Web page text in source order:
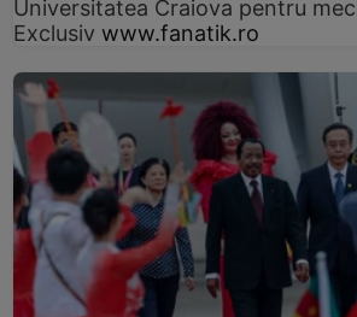
Universitatea Craiova pentru
Exclusiv www.fanatik.ro